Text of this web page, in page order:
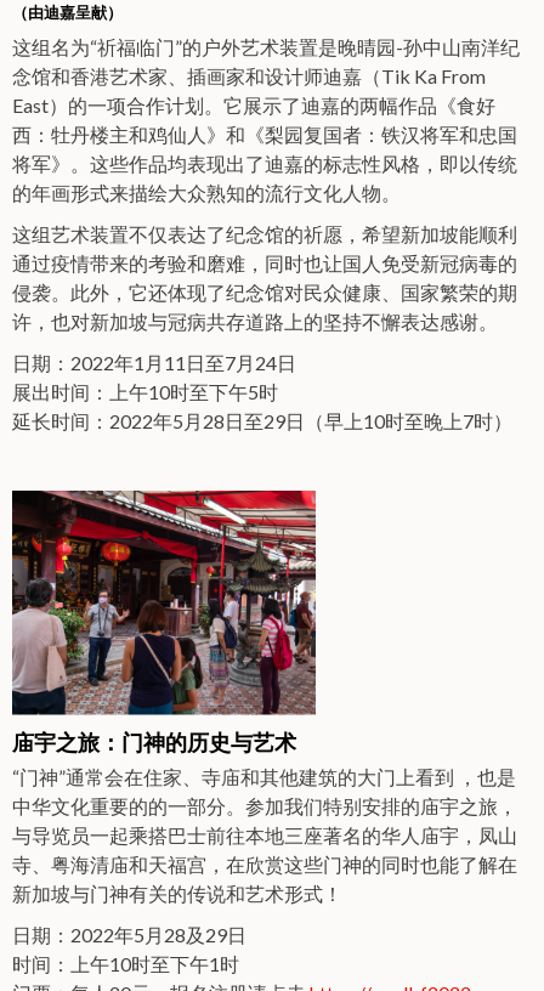
（由迪嘉呈献）
这组名为“祈福临门”的户外艺术装置是晚晴园-孙中山南洋纪
念馆和香港艺术家、插画家和设计师迪嘉（Tik Ka From
East）的一项合作计划。它展示了迪嘉的两幅作品《食好
西：牡丹楼主和鸡仙人》和《梨园复国者：铁汉将军和忠国
将军》。这些作品均表现出了迪嘉的标志性风格，即以传统
的年画形式来描绘大众熟知的流行文化人物。
这组艺术装置不仅表达了纪念馆的祈愿，希望新加坡能顺利
通过疫情带来的考验和磨难，同时也让国人免受新冠病毒的
侵袭。此外，它还体现了纪念馆对民众健康、国家繁荣的期
许，也对新加坡与冠病共存道路上的坚持不懈表达感谢。
日期：2022年1月11日至7月24日
展出时间：上午10时至下午5时
延长时间：2022年5月28日至29日（早上10时至晚上7时）
庙宇之旅：门神的历史与艺术
“门神”通常会在住家、寺庙和其他建筑的大门上看到 ，也是
中华文化重要的的一部分。参加我们特别安排的庙宇之旅，
与导览员一起乘搭巴士前往本地三座著名的华人庙宇，凤山
寺、粤海清庙和天福宫，在欣赏这些门神的同时也能了解在
新加坡与门神有关的传说和艺术形式！
日期：2022年5月28及29日
时间：上午10时至下午1时